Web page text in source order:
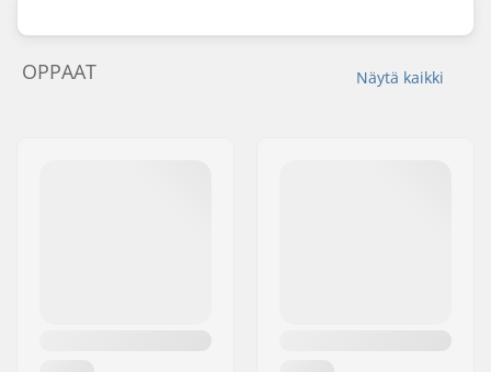
Näytä kaikki
OPPAAT